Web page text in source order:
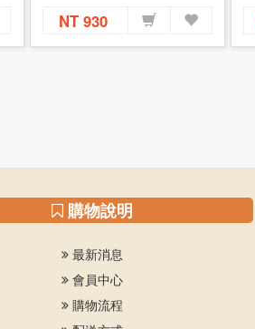
NT 930
購物說明
最新消息
會員中心
購物流程